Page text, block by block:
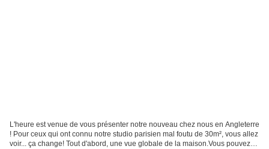
L'heure est venue de vous présenter notre nouveau chez nous en Angleterre
! Pour ceux qui ont connu notre studio parisien mal foutu de 30m², vous allez
voir... ça change! Tout d'abord, une vue globale de la maison.Vous pouvez